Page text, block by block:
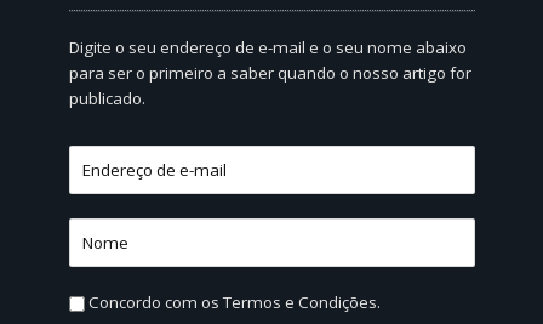
Digite o seu endereço de e-mail e o seu nome abaixo
para ser o primeiro a saber quando o nosso artigo for
publicado.
Concordo com osTermos e Condições.